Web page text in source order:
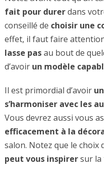
fait pour durerdans
conseillé de choisir une
effet, il faut faire
lasse pasau bout de
d’avoir un modèle
Il est primordial d’avoir
s’harmoniser avec les
Vous devrez aussi vous
efficacement à la
salon. Notez que le choix
peut vous inspirersur la